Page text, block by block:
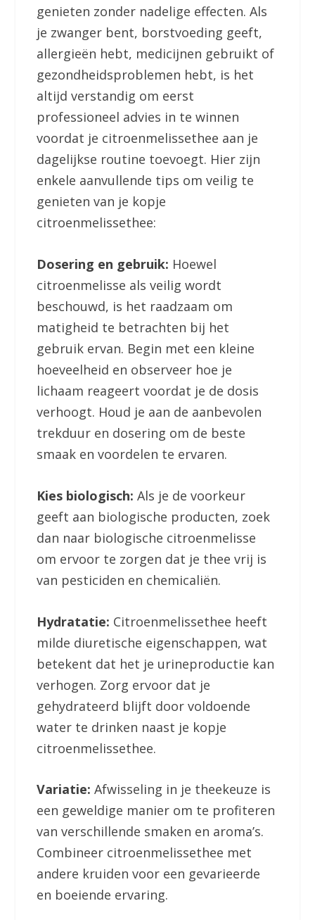
genieten zonder nadelige effecten. Als
je zwanger bent, borstvoeding geeft,
allergieën hebt, medicijnen gebruikt of
gezondheidsproblemen hebt, is het
altijd verstandig om eerst
professioneel advies in te winnen
voordat je citroenmelissethee aan je
dagelijkse routine toevoegt. Hier zijn
enkele aanvullende tips om veilig te
genieten van je kopje
citroenmelissethee:
Dosering en gebruik: Hoewel
citroenmelisse als veilig wordt
beschouwd, is het raadzaam om
matigheid te betrachten bij het
gebruik ervan. Begin met een kleine
hoeveelheid en observeer hoe je
lichaam reageert voordat je de dosis
verhoogt. Houd je aan de aanbevolen
trekduur en dosering om de beste
smaak en voordelen te ervaren.
Kies biologisch: Als je de voorkeur
geeft aan biologische producten, zoek
dan naar biologische citroenmelisse
om ervoor te zorgen dat je thee vrij is
van pesticiden en chemicaliën.
Hydratatie: Citroenmelissethee heeft
milde diuretische eigenschappen, wat
betekent dat het je urineproductie kan
verhogen. Zorg ervoor dat je
gehydrateerd blijft door voldoende
water te drinken naast je kopje
citroenmelissethee.
Variatie:Afwisseling in je theekeuze is
een geweldige manier om te profiteren
van verschillende smaken en aroma’s.
Combineer citroenmelissethee met
andere kruiden voor een gevarieerde
en boeiende ervaring.